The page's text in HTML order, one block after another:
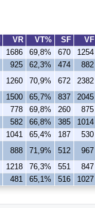
VR VT% SF VF
1686 69,8% 670 1254
925 62,3% 474 882
1260 70,9% 672 2382
1500 65,7% 837 2045
778 69,8% 260 875
582 66,8% 385 1014
1041 65,4% 187 530
888 71,9% 512 967
1218 76,3% 551 847
481 65,1% 516 1027